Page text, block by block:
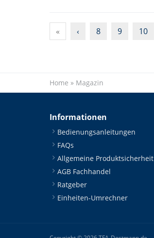
« ‹ 8 9 10
Home » Magazin
Informationen
Bedienungsanleitungen
FAQs
Allgemeine Produktsicherheit
AGB Fachhandel
Ratgeber
Einheiten-Umrechner